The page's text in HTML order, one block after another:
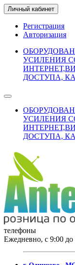
Личный кабинет
Регистрация
Авторизация
УСИЛЕНИЯ
ДОСТУПА,
УСИЛЕНИЯ
ДОСТУПА,
телефоны
Ежедневно, с 9:00 до